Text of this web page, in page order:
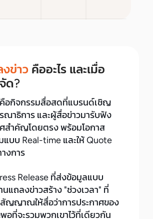
ข่าว คืออะไร และเมื่อ
ด?
อกิจกรรมสื่อสดที่แบรนด์เชิญ
ณาธิการ และผู้สื่อข่าวมารับฟัง
ศสำคัญโดยตรง พร้อมโอกาส
บบ Real-time และให้ Quote
งการ
Release ที่ส่งข้อมูลแบบ
นแถลงข่าวสร้าง "ช่วงเวลา" ที่
ญญาณให้สื่อว่าการประกาศของ
ที่จะรวมพวกเขาไว้ที่เดียวกัน